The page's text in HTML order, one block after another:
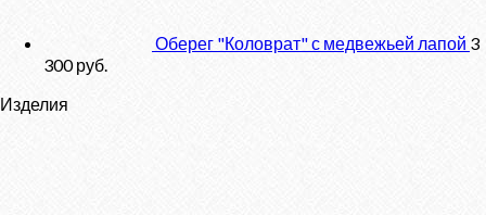
Оберег "Коловрат" с медвежьей лапой 3
300руб.
Изделия